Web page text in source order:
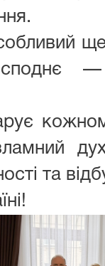
та